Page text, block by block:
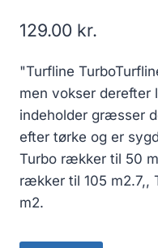
129.00 kr.
"Turfline
men vokser derefter
indeholder græsser
efter tørke og er
Turbo rækker til 50
rækker til 105 m2.7,,
m2.